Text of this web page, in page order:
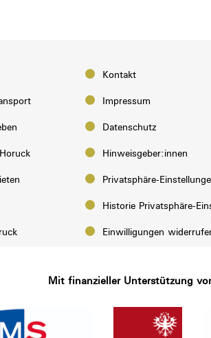
Kontakt
Impressum
Datenschutz
Hinweisgeber:innen
Privatsphäre-
Historie Privatsphäre-
Einwilligungen
Mit finanzieller Unterstützung